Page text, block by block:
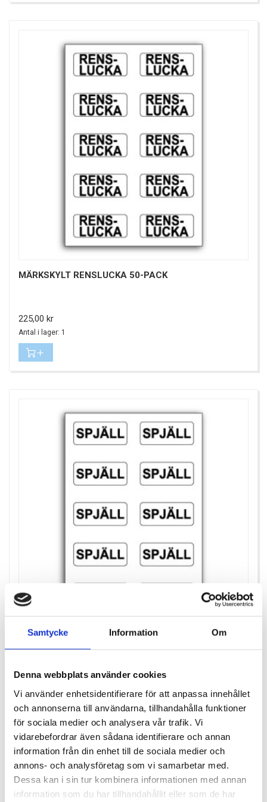
Samtycke Information Om
Denna webbplats använder cookies
Vi använder enhetsidentifierare för att anpassa innehållet
och annonserna till användarna, tillhandahålla funktioner
för sociala medier och analysera vår trafik. Vi
vidarebefordrar även sådana identifierare och annan
information från din enhet till de sociala medier och
annons- och analysföretag som vi samarbetar med.
Dessa kan i sin tur kombinera informationen med annan
information som du har tillhandahållit eller som de har
MÄRKSKYLT RENSLUCKA 50-PACK
Pris
225,00 kr
Antal i lager: 1